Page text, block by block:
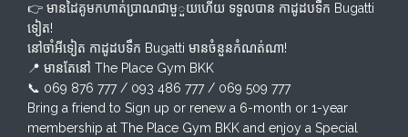
👉 មានដៃគូមកហាត់ប្រាណជាមួួយហើយ ទទួលបាន កាដូដបទឹក Bugatti​
ទៀត!
នៅចាំអីទៀត កាដូដបទឹក Bugatti​ មានចំនួនកំណត់ណា!
📍 មានតែនៅ The Place Gym BKK
📞 069 876 777 / 093 486 777 / 069 509 777
Bring a friend to Sign up or renew a 6-month or 1-year
membership​ at The Place Gym BKK and enjoy a Special